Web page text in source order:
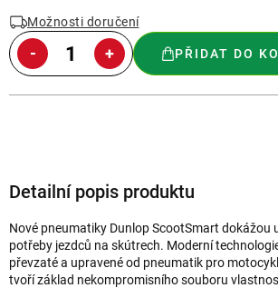
Možnosti doručení
PŘIDAT DO
Detailní popis produktu
Nové pneumatiky Dunlop ScootSmart dokážou
potřeby jezdců na skútrech. Moderní
převzaté a upravené od pneumatik pro
tvoří základ nekompromisního souboru